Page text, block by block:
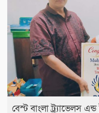
বেস্ট বাংলা ট্র্যাভেলস